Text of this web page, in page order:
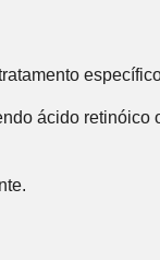
ácido retinóico